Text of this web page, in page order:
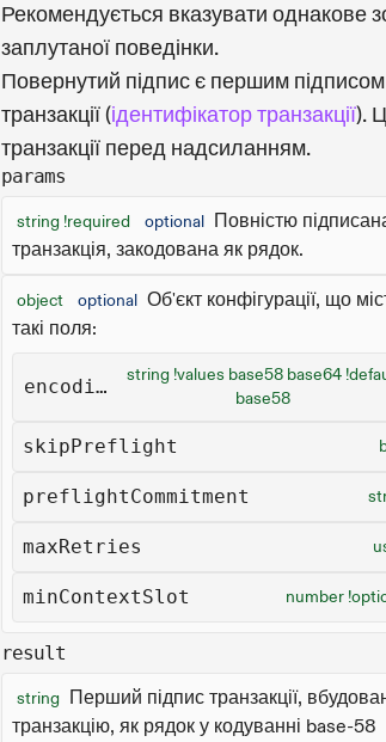
Рекомендується вказувати однакове
заплутаної поведінки.
Повернутий підпис є першим підписом
транзакції (ідентифікатор транзакції).
транзакції перед надсиланням.
params
string !required optional Повністю
транзакція, закодована як рядок.
object optional Об'єкт конфігурації, що
такі поля:
encoding
string !values base58 base64
base58
skipPreflight
preflightCommitment
maxRetries
minContextSlot number
result
string Перший підпис транзакції,
транзакцію, як рядок у кодуванні base-58